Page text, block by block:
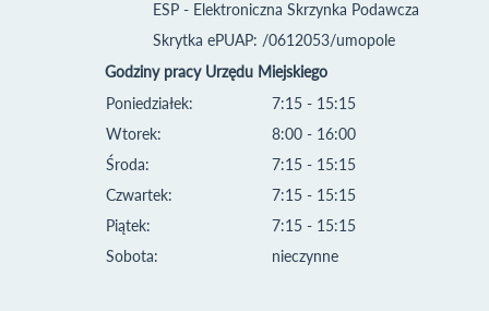
ESP - Elektroniczna Skrzynka Podawcza
Skrytka ePUAP: /0612053/umopole
Godziny pracy Urzędu Miejskiego
Poniedziałek:
Wtorek:
Środa:
Czwartek:
Piątek:
Sobota:
7:15 - 15:15
8:00 - 16:00
7:15 - 15:15
7:15 - 15:15
7:15 - 15:15
nieczynne